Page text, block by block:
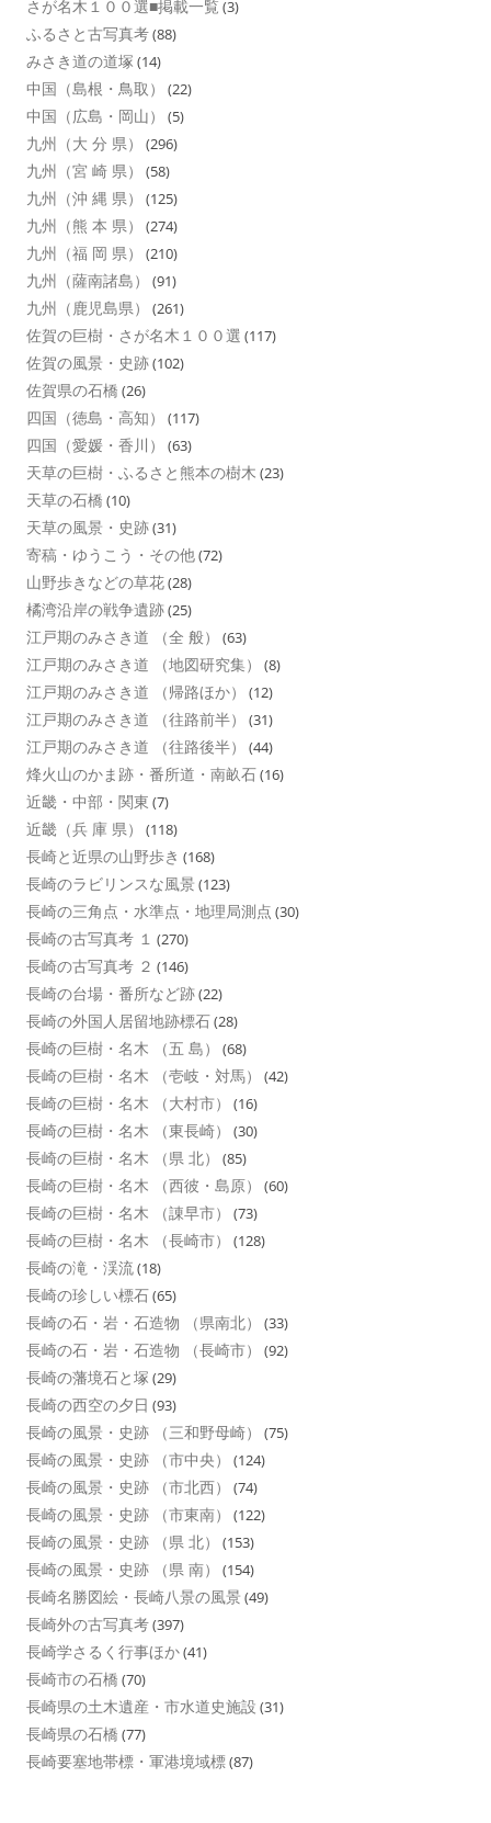
さが名木１００選■掲載一覧 (3)
ふるさと古写真考(88)
みさき道の道塚 (14)
中国（島根・鳥取） (22)
中国（広島・岡山） (5)
九州（大 分 県） (296)
九州（宮 崎 県） (58)
九州（沖 縄 県） (125)
九州（熊 本 県） (274)
九州（福 岡 県） (210)
九州（薩南諸島） (91)
九州（鹿児島県） (261)
佐賀の巨樹・さが名木１００選 (117)
佐賀の風景・史跡(102)
佐賀県の石橋 (26)
四国（徳島・高知） (117)
四国（愛媛・香川） (63)
天草の巨樹・ふるさと熊本の樹木 (23)
天草の石橋 (10)
天草の風景・史跡(31)
寄稿・ゆうこう・その他(72)
山野歩きなどの草花(28)
橘湾沿岸の戦争遺跡(25)
江戸期のみさき道 （全 般） (63)
江戸期のみさき道 （地図研究集） (8)
江戸期のみさき道 （帰路ほか） (12)
江戸期のみさき道 （往路前半） (31)
江戸期のみさき道 （往路後半） (44)
烽火山のかま跡・番所道・南畝石(16)
近畿・中部・関東 (7)
近畿（兵 庫 県） (118)
長崎と近県の山野歩き (168)
長崎のラビリンスな風景 (123)
長崎の三角点・水準点・地理局測点 (30)
長崎の古写真考 １ (270)
長崎の古写真考 ２ (146)
長崎の台場・番所など跡(22)
長崎の外国人居留地跡標石(28)
長崎の巨樹・名木 （五 島） (68)
長崎の巨樹・名木 （壱岐・対馬） (42)
長崎の巨樹・名木 （大村市） (16)
長崎の巨樹・名木 （東長崎） (30)
長崎の巨樹・名木 （県 北） (85)
長崎の巨樹・名木 （西彼・島原） (60)
長崎の巨樹・名木 （諌早市） (73)
長崎の巨樹・名木 （長崎市） (128)
長崎の滝・渓流(18)
長崎の珍しい標石(65)
長崎の石・岩・石造物 （県南北） (33)
長崎の石・岩・石造物 （長崎市） (92)
長崎の藩境石と塚 (29)
長崎の西空の夕日 (93)
長崎の風景・史跡 （三和野母崎） (75)
長崎の風景・史跡 （市中央） (124)
長崎の風景・史跡 （市北西） (74)
長崎の風景・史跡 （市東南） (122)
長崎の風景・史跡 （県 北） (153)
長崎の風景・史跡 （県 南） (154)
長崎名勝図絵・長崎八景の風景 (49)
長崎外の古写真考(397)
長崎学さるく行事ほか(41)
長崎市の石橋 (70)
長崎県の土木遺産・市水道史施設 (31)
長崎県の石橋 (77)
長崎要塞地帯標・軍港境域標(87)